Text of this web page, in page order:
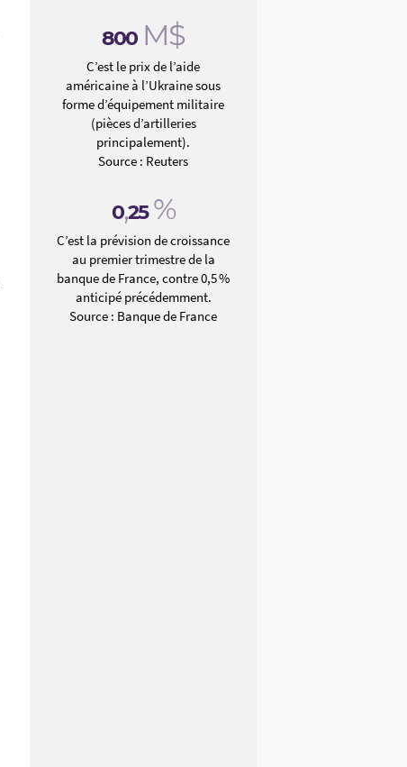
800M$
C’est le prix de l’aide
américaine à l’Ukraine sous
forme d’équipement militaire
(pièces d’artilleries
principalement).
Source : Reuters
0,25%
C’est la prévision de croissance
au premier trimestre de la
banque de France, contre 0,5 %
anticipé précédemment.
Source : Banque de France